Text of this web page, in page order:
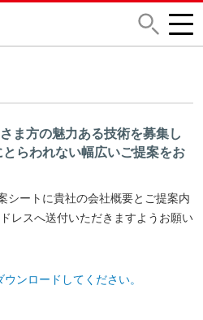
ま方の魅力ある技術を募集し
らわれない幅広いご提案をお
シートに貴社の会社概要とご提案内
レスへ送付いただきますようお願い
ンロードしてください。